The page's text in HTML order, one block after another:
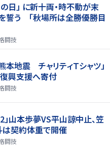
の日」 に新十両・時不動が末
誓う 「秋場所は全勝優勝目
闘技
本地震 チャリティＴシャツ」
興支援へ寄付
闘技
」山本歩夢VS平山諒中止、笠
契約体重で開催
闘技